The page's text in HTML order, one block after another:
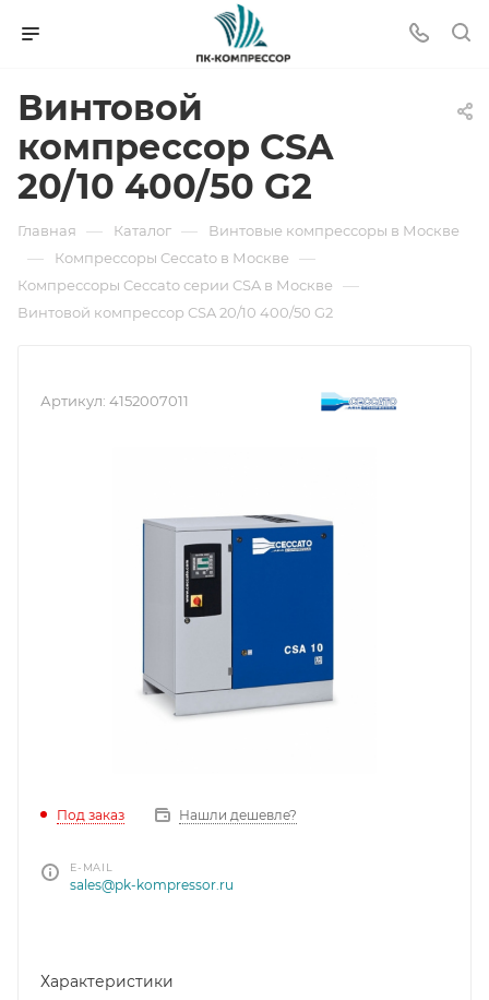
Винтовой
компрессор CSA
20/10 400/50 G2
Главная — Каталог — Винтовые компрессоры в Москве
— Компрессоры Ceccato в Москве —
Компрессоры Ceccato серии CSA в Москве —
Винтовой компрессор CSA 20/10 400/50 G2
Артикул: 4152007011
Под заказ Нашли дешевле?
E-MAIL
sales@pk-kompressor.ru
Характеристики